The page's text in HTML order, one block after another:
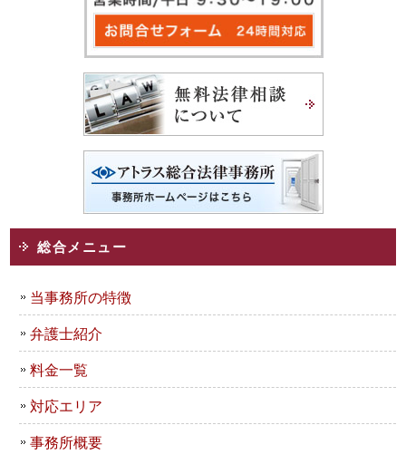
総合メニュー
当事務所の特徴
弁護士紹介
料金一覧
対応エリア
事務所概要